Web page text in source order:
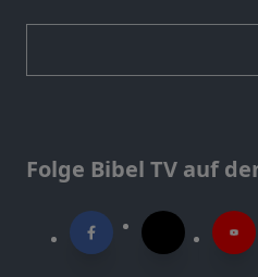
Folge Bibel TV auf